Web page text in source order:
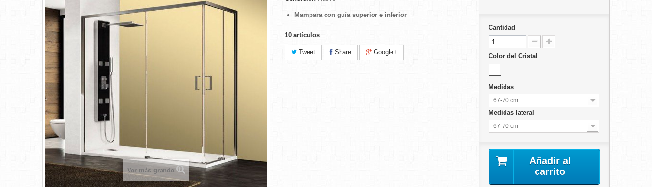
Ver más grande
Mampara con guía superior e inferior
10 artículos
Tweet Share Google+
Cantidad
Color del Cristal
Medidas
67-70 cm
Medidas lateral
67-70 cm
Añadir al
carrito